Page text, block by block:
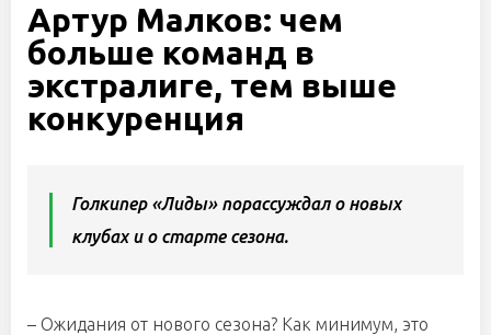
Артур Малков: чем
больше команд в
экстралиге, тем выше
конкуренция
Голкипер «Лиды» порассуждал о новых
клубах и о старте сезона.
– Ожидания от нового сезона? Как минимум, это